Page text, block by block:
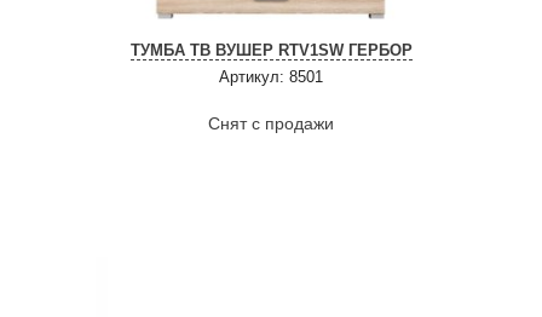
ТУМБА ТВ ВУШЕР RTV1SW ГЕРБОР
Артикул: 8501
Снят с продажи